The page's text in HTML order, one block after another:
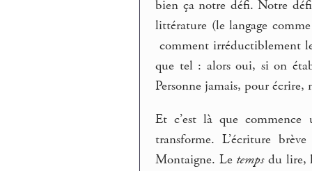
bien ça notre défi. Notre
littérature (le langage
comment irréductiblement
que tel : alors oui, si on
Personne jamais, pour écrire,
Et c’est là que
transforme. L’écriture
Montaigne. Le tempsdu lire,